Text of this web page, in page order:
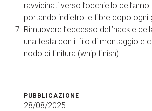
ravvicinati verso l’occhiello dell’amo
portando indietro le fibre dopo ogni
Rimuovere l’eccesso dell’hackle
una testa con il filo di montaggio e
nodo di finitura (whip finish).
PUBBLICAZIONE
28/08/2025